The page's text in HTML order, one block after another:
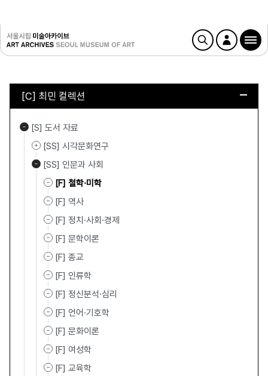
[C] 최민 컬렉션
[S] 도서 자료
[SS] 시각문화연구
[SS] 인문과 사회
[F] 철학·미학
[F] 역사
[F] 정치·사회·경제
[F] 문학이론
[F] 종교
[F] 인류학
[F] 정신분석·심리
[F] 언어·기호학
[F] 문화이론
[F] 여성학
[F] 교육학